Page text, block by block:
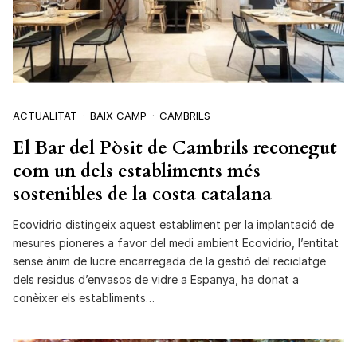
ACTUALITAT BAIX CAMP CAMBRILS
El Bar del Pòsit de Cambrils reconegut
com un dels establiments més
sostenibles de la costa catalana
Ecovidrio distingeix aquest establiment per la implantació de
mesures pioneres a favor del medi ambient Ecovidrio, l’entitat
sense ànim de lucre encarregada de la gestió del reciclatge
dels residus d’envasos de vidre a Espanya, ha donat a
conèixer els establiments…